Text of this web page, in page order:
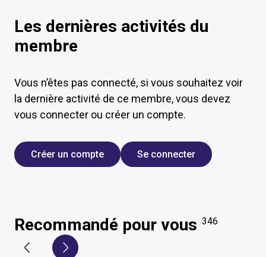
Les dernières activités du
membre
Vous n’êtes pas connecté, si vous souhaitez voir
la dernière activité de ce membre, vous devez
vous connecter ou créer un compte.
Créer un compte Se connecter
Recommandé pour vous 346